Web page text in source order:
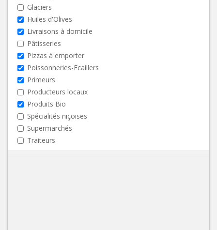
Glaciers
Huiles d'Olives
Livraisons à domicile
Pâtisseries
Pizzas à emporter
Poissonneries-Ecaillers
Primeurs
Producteurs locaux
Produits Bio
Spécialités niçoises
Supermarchés
Traiteurs